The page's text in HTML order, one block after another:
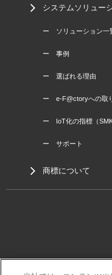
システムソリュー
ー ソリューション一
ー 事例
ー 選ばれる理由
ー e-F@ctoryへの取
ー IoT化の指標（
ー サポート
商標について